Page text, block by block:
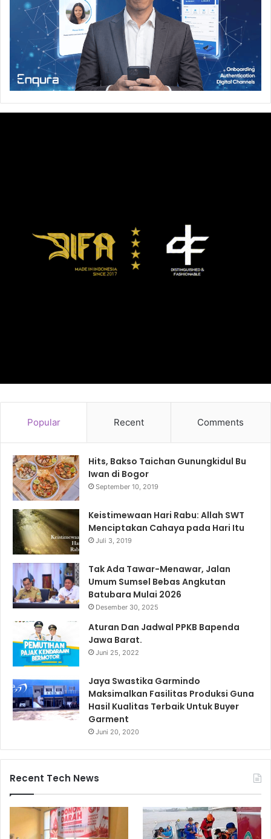
Popular Recent Comments
Hits, Bakso Taichan Gunungkidul Bu
Iwan di Bogor
September 10, 2019
Keistimewaan Hari Rabu: Allah SWT
Menciptakan Cahaya pada Hari Itu
Juli 3, 2019
Tak Ada Tawar-Menawar, Jalan
Umum Sumsel Bebas Angkutan
Batubara Mulai 2026
Desember 30, 2025
Aturan Dan Jadwal PPKB Bapenda
Jawa Barat.
Juni 25, 2022
Jaya Swastika Garmindo
Maksimalkan Fasilitas Produksi Guna
Hasil Kualitas Terbaik Untuk Buyer
Garment
Juni 20, 2020
Recent Tech News